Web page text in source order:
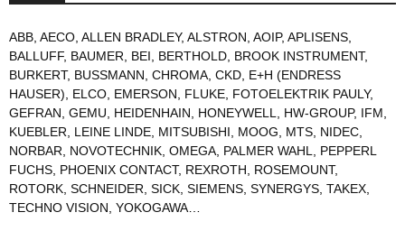
ABB AECO ALLEN BRADLEY, ALSTRON AOIP, APLISENS
BALLUFF, BAUMER BEI BERTHOLD BROOK INSTRUMENT,
BURKERT, BUSSMANN CHROMA CKD E+H (ENDRESS
HAUSER)
ELCO EMERSON FLUKE FOTOELEKTRIK PAULY,
GEFRAN GEMU HEIDENHAIN HONEYWELL HW-GROUP, IFM
KUEBLER
LEINE LINDE MITSUBISHI MOOG MTS NIDEC
NORBAR
NOVOTECHNIK OMEGA PALMER WAHL
PEPPERL
FUCHS PHOENIX CONTACT, REXROTH ROSEMOUNT,
ROTORK SCHNEIDER SICK SIEMENS SYNERGYS TAKEX
TECHNO VISION YOKOGAWA